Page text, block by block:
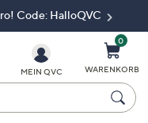
Code: HalloQVC
MEIN QVC
0
WARENKORB